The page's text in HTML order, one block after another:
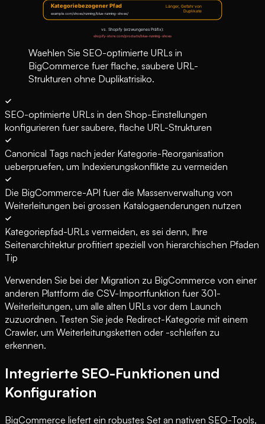
Waehlen Sie SEO-optimierte URLs in
BigCommerce fuer flache, saubere URL-
Strukturen ohne Duplikatrisiko.
SEO-optimierte URLs in den Shop-Einstellungen
konfigurieren fuer saubere, flache URL-Strukturen
Canonical Tags nach jeder Kategorie-Reorganisation
ueberpruefen, um Indexierungskonflikte zu vermeiden
Die BigCommerce-API fuer die Massenverwaltung von
Weiterleitungen bei grossen Katalogaenderungen nutzen
Kategoriepfad-URLs vermeiden, es sei denn, Ihre
Seitenarchitektur profitiert speziell von hierarchischen Pfaden
Tip
Verwenden Sie bei der Migration zu BigCommerce von einer
anderen Plattform die CSV-Importfunktion fuer 301-
Weiterleitungen, um alle alten URLs vor dem Launch
zuzuordnen. Testen Sie jede Redirect-Kategorie mit einem
Crawler, um Weiterleitungsketten oder -schleifen zu
erkennen.
Integrierte SEO-Funktionen und
Konfiguration
BigCommerce liefert ein robustes Set an nativen SEO-Tools,